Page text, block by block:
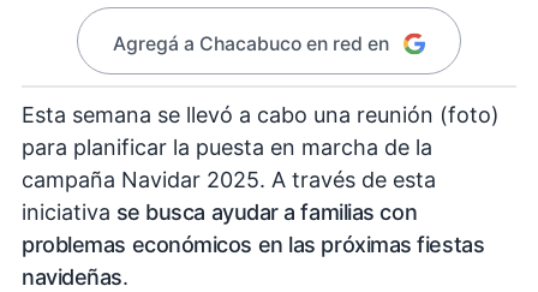
Agregá a Chacabuco en red en
Esta semana se llevó a cabo una reunión (foto)
para planificar la puesta en marcha de la
campaña Navidar 2025. A través de esta
iniciativa se busca ayudar a familias con
problemas económicos en las próximas fiestas
navideñas.